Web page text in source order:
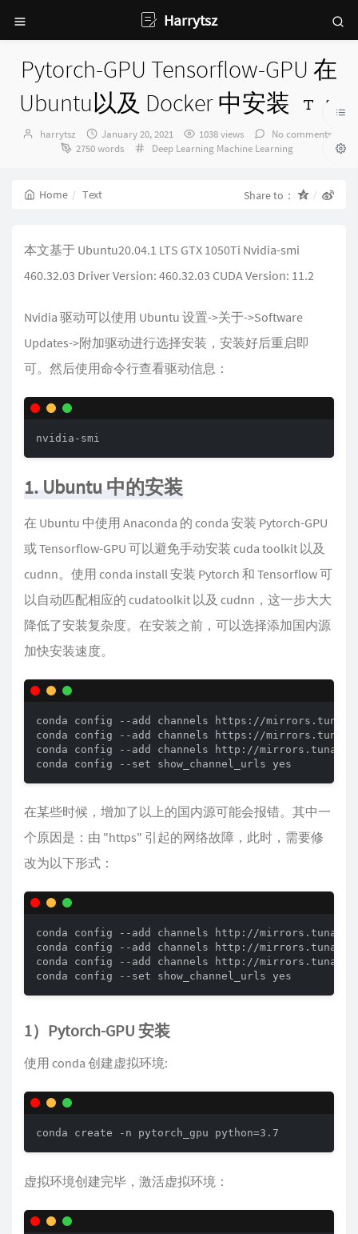
Harrytsz
Pytorch-GPU Tensorflow-GPU 在
Ubuntu以及 Docker 中安装
Author：
harrytsz
发
布
January 20, 2021 1038 views
No comments
2750 words
Categories：
Deep Learning Machine Learning
Home Text Share to：
本文基于 Ubuntu20.04.1 LTS GTX 1050Ti Nvidia-smi
460.32.03 Driver Version: 460.32.03 CUDA Version: 11.2
Nvidia 驱动可以使用 Ubuntu 设置->关于->Software
Updates->附加驱动进行选择安装，安装好后重启即
可。然后使用命令行查看驱动信息：
nvidia-smi
1. Ubuntu 中的安装
在 Ubuntu 中使用 Anaconda 的 conda 安装 Pytorch-GPU
或 Tensorflow-GPU 可以避免手动安装 cuda toolkit 以及
cudnn。使用 conda install 安装 Pytorch 和 Tensorflow 可
以自动匹配相应的 cudatoolkit 以及 cudnn，这一步大大
降低了安装复杂度。在安装之前，可以选择添加国内源
加快安装速度。
conda config --add channels https://
conda config --add channels https://
conda config --add channels http://
conda config --set show_channel_urls yes
在某些时候，增加了以上的国内源可能会报错。其中一
个原因是：由 "https" 引起的网络故障，此时，需要修
改为以下形式：
conda config --add channels http://
conda config --add channels http://
conda config --add channels http://
conda config --set show_channel_urls yes
1）Pytorch-GPU 安装
使用 conda 创建虚拟环境:
conda create -n pytorch_gpu python=3.7
虚拟环境创建完毕，激活虚拟环境：